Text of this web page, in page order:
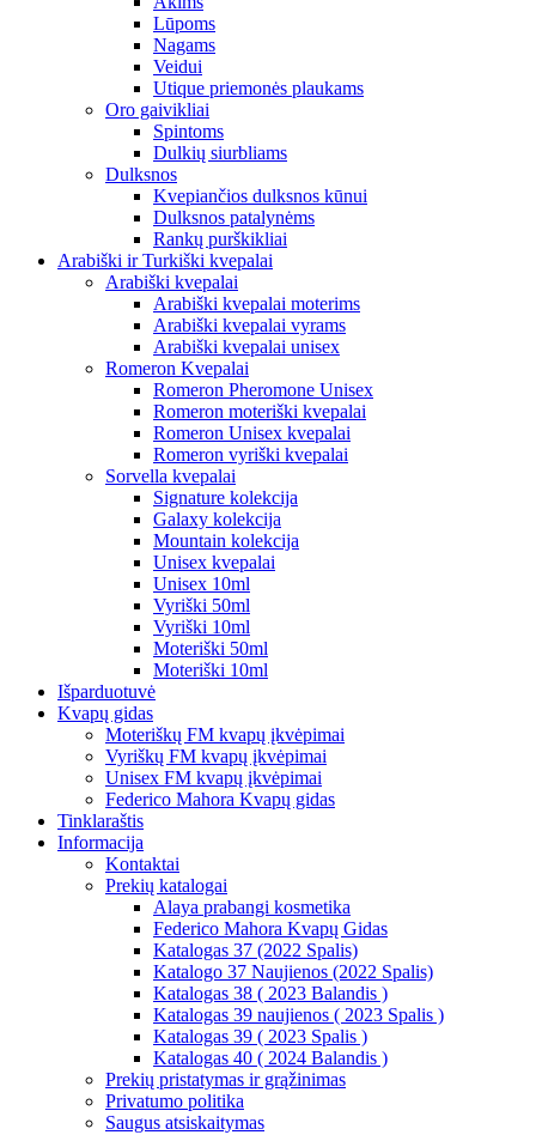
Lūpoms
Nagams
Veidui
Utique priemonės plaukams
Oro gaivikliai
Spintoms
Dulkių siurbliams
Dulksnos
Kvepiančios dulksnos kūnui
Dulksnos patalynėms
Rankų purškikliai
Arabiški ir Turkiški kvepalai
Arabiški kvepalai
Arabiški kvepalai moterims
Arabiški kvepalai vyrams
Arabiški kvepalai unisex
Romeron Kvepalai
Romeron Pheromone Unisex
Romeron moteriški kvepalai
Romeron Unisex kvepalai
Romeron vyriški kvepalai
Sorvella kvepalai
Signature kolekcija
Galaxy kolekcija
Mountain kolekcija
Unisex kvepalai
Unisex 10ml
Vyriški 50ml
Vyriški 10ml
Moteriški 50ml
Moteriški 10ml
Išparduotuvė
Kvapų gidas
Moteriškų FM kvapų įkvėpimai
Vyriškų FM kvapų įkvėpimai
Unisex FM kvapų įkvėpimai
Federico Mahora Kvapų gidas
Tinklaraštis
Informacija
Kontaktai
Prekių katalogai
Alaya prabangi kosmetika
Federico Mahora Kvapų Gidas
Katalogas 37 (2022 Spalis)
Katalogo 37 Naujienos (2022 Spalis)
Katalogas 38 ( 2023 Balandis )
Katalogas 39 naujienos ( 2023 Spalis )
Katalogas 39 ( 2023 Spalis )
Katalogas 40 ( 2024 Balandis )
Prekių pristatymas ir grąžinimas
Privatumo politika
Saugus atsiskaitymas